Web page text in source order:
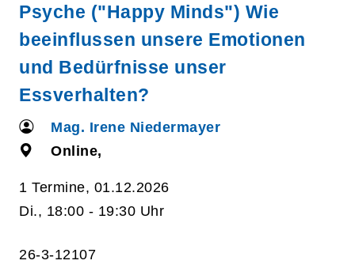
Psyche ("Happy Minds") Wie
beeinflussen unsere Emotionen
und Bedürfnisse unser
Essverhalten?
Mag. Irene Niedermayer
Online,
1 Termine, 01.12.2026
Di., 18:00 - 19:30 Uhr
26-3-12107